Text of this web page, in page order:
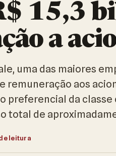
15,3
a
uma das maiores
remuneração aos
preferencial da classe
total de
leitura